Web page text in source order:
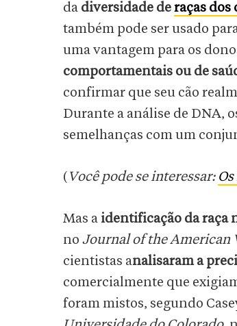
da diversidade deraças dos
também pode ser usado
uma vantagem para os
comportamentais ou de
confirmar que seu cão
Durante a análise de DNA,
semelhanças com um
( Você pode se interessar:
Mas a identificação da raça
no Journal of the American
cientistas analisaram a
comercialmente que
foram mistos, segundo